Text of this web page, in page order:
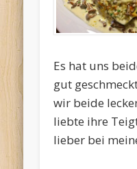
Es hat uns
gut
wir beide
liebte ihre
lieber bei